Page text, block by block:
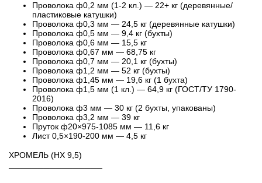
Проволока ф0,2 мм (1-2 кл.) — 22+ кг (деревянные/
пластиковые катушки)
Проволока ф0,3 мм — 24,5 кг (деревянные катушки)
Проволока ф0,5 мм — 9,4 кг (бухты)
Проволока ф0,6 мм — 15,5 кг
Проволока ф0,67 мм — 68,75 кг
Проволока ф0,7 мм — 20,1 кг (бухты)
Проволока ф1,2 мм — 52 кг (бухты)
Проволока ф1,45 мм — 19,6 кг (1 бухта)
Проволока ф1,5 мм (1 кл.) — 64,9 кг (ГОСТ/ТУ 1790-
2016)
Проволока ф3 мм — 30 кг (2 бухты, упакованы)
Проволока ф3,2 мм — 39 кг
Пруток ф20×975-1085 мм — 11,6 кг
Лист 0,5×190-200 мм — 4,5 кг
ХРОМЕЛЬ (НХ 9,5)
────────────────